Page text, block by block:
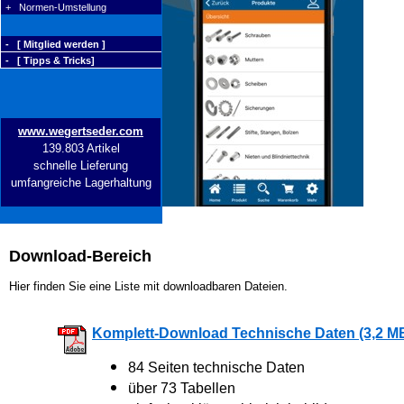
+ Normen-Umstellung
- [ Mitglied werden ]
- [ Tipps & Tricks]
www.wegertseder.com
139.803 Artikel
schnelle Lieferung
umfangreiche Lagerhaltung
Download-Bereich
Hier finden Sie eine Liste mit downloadbaren Dateien.
Komplett-Download Technische Daten (3,2
84 Seiten technische Daten
über 73 Tabellen